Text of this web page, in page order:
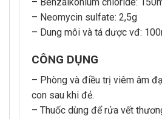
– Neomycin sulfate: 2,5g
– Dung môi và tá dược vđ:
CÔNG DỤNG
– Phòng và điều trị viêm âm
con sau khi đẻ.
– Thuốc dùng để rửa vết